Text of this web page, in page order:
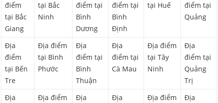
điểm
tại Bắc
Giang
tại Bắc
Ninh
điểm tại
Bình
Dương
điểm tại
Bình
Định
tại Huế
điểm tại
Quảng
Địa
điểm
tại Bến
Tre
Địa điểm
tại Bình
Phước
Địa
điểm tại
Bình
Thuận
Địa
điểm tại
Cà Mau
Địa điểm
tại Tây
Ninh
Địa
điểm tại
Quảng
Trị
Địa
Địa điểm
Địa
Địa
Địa điểm
Địa